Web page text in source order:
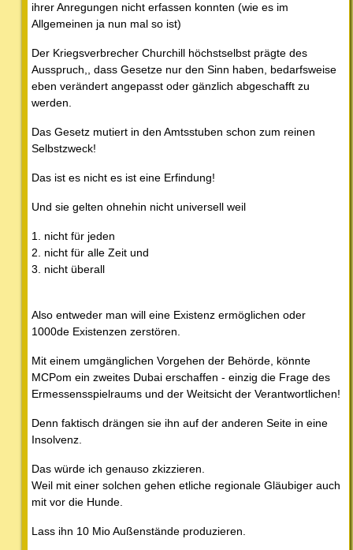
ihrer Anregungen nicht erfassen konnten (wie es im
Allgemeinen ja nun mal so ist)
Der Kriegsverbrecher Churchill höchstselbst prägte des
Ausspruch,, dass Gesetze nur den Sinn haben, bedarfsweise
eben verändert angepasst oder gänzlich abgeschafft zu
werden.
Das Gesetz mutiert in den Amtsstuben schon zum reinen
Selbstzweck!
Das ist es nicht es ist eine Erfindung!
Und sie gelten ohnehin nicht universell weil
1. nicht für jeden
2. nicht für alle Zeit und
3. nicht überall
Also entweder man will eine Existenz ermöglichen oder
1000de Existenzen zerstören.
Mit einem umgänglichen Vorgehen der Behörde, könnte
MCPom ein zweites Dubai erschaffen - einzig die Frage des
Ermessensspielraums und der Weitsicht der Verantwortlichen!
Denn faktisch drängen sie ihn auf der anderen Seite in eine
Insolvenz.
Das würde ich genauso zkizzieren.
Weil mit einer solchen gehen etliche regionale Gläubiger auch
mit vor die Hunde.
Lass ihn 10 Mio Außenstände produzieren.